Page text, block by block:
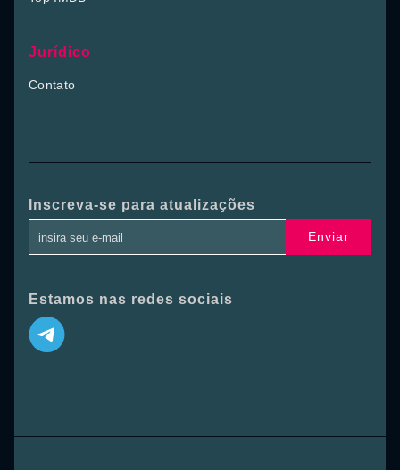
Jurídico
Contato
Inscreva-se para atualizações
Enviar
Estamos nas redes sociais